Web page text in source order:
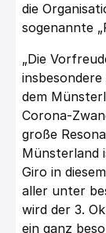
die
sogenannte
„Die
insbesondere
dem
Corona-
große
Münsterland
Giro in
aller unter
wird der 3.
ein ganz